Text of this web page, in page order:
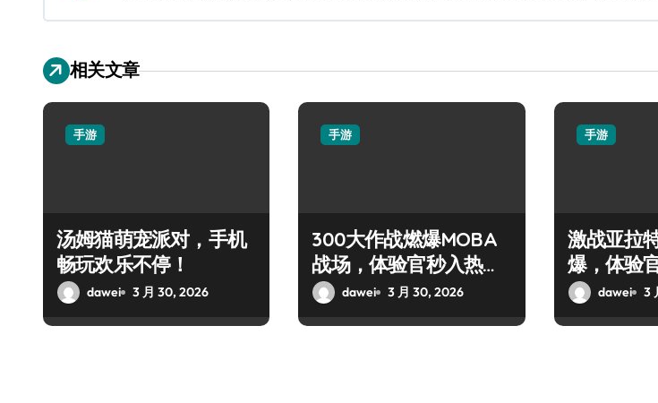
相关文章
手游
汤姆猫萌宠派对，手机
畅玩欢乐不停！
dawei 3 月 30, 2026
手游
300大作战燃爆MOBA
战场，体验官秒入热血
对决！
dawei 3 月 30, 2026
手游
激战亚拉
爆，体验
枪！dawei 3